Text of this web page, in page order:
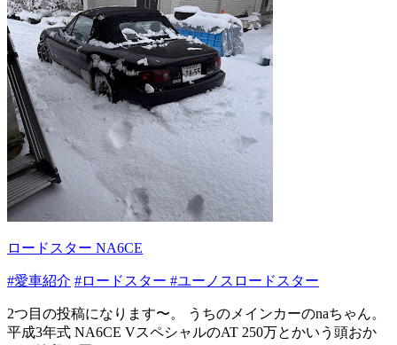
ロードスター NA6CE
#愛車紹介 #ロードスター #ユーノスロードスター
2つ目の投稿になります〜。 うちのメインカーのnaちゃん。
平成3年式 NA6CE VスペシャルのAT 250万とかいう頭おか